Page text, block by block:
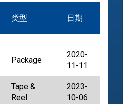
类型 日期
Package
2020-
11-11
Tape &
Reel
2023-
10-06